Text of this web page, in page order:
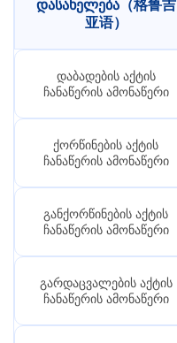
ᲓᲐᲡᲐᲮᲔᲚᲔᲑᲐ（格鲁吉
亚语）
დაბადების აქტის
ჩანაწერის ამონაწერი
ქორწინების აქტის
ჩანაწერის ამონაწერი
განქორწინების აქტის
ჩანაწერის ამონაწერი
გარდაცვალების აქტის
ჩანაწერის ამონაწერი